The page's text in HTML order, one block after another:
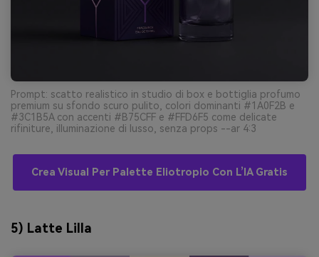
Prompt: scatto realistico in studio di box e bottiglia profumo
premium su sfondo scuro pulito, colori dominanti #1A0F2B e
#3C1B5A con accenti #B75CFF e #FFD6F5 come delicate
rifiniture, illuminazione di lusso, senza props --ar 4:3
Crea Visual Per Palette Eliotropio Con L’IA Gratis
5) Latte Lilla